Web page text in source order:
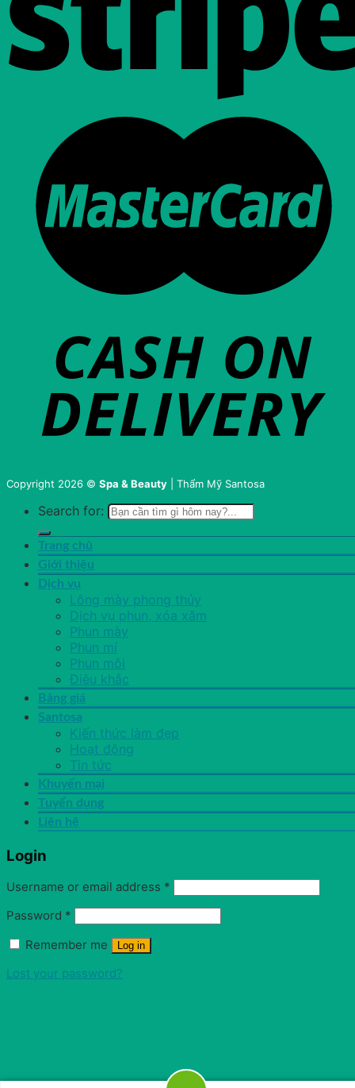
Copyright 2026 © Spa & Beauty | Thẩm Mỹ Santosa
Search for:
Trang chủ
Giới thiệu
Dịch vụ
Lông mày phong thủy
Dịch vụ phun, xóa xăm
Phun mày
Phun mí
Phun môi
Điêu khắc
Bảng giá
Santosa
Kiến thức làm đẹp
Hoạt động
Tin tức
Khuyến mại
Tuyển dụng
Liên hệ
Login
Username or email address *
Password *
Remember me
Log in
Lost your password?